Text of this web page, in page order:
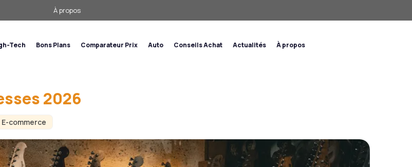
À propos
Tech Bons Plans Comparateur Prix Auto Conseils Achat Actualités À propos
E-commerce
2026